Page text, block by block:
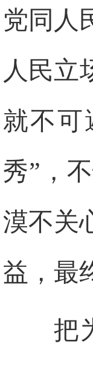
党同人
人民立
就不可
秀”，
漠不关
益，最
把